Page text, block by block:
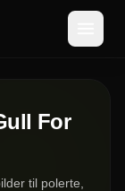
DEG
For
til polerte,